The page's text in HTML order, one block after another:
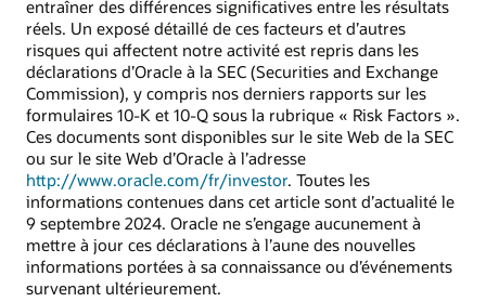
entraîner des différences significatives entre les résultats
réels. Un exposé détaillé de ces facteurs et d’autres
risques qui affectent notre activité est repris dans les
déclarations d’Oracle à la SEC (Securities and Exchange
Commission), y compris nos derniers rapports sur les
formulaires 10-K et 10-Q sous la rubrique « Risk Factors ».
Ces documents sont disponibles sur le site Web de la SEC
ou sur le site Web d’Oracle à l’adresse
http://www.oracle.com/fr/investor. Toutes les
informations contenues dans cet article sont d’actualité le
9 septembre 2024. Oracle ne s’engage aucunement à
mettre à jour ces déclarations à l’aune des nouvelles
informations portées à sa connaissance ou d’événements
survenant ultérieurement.